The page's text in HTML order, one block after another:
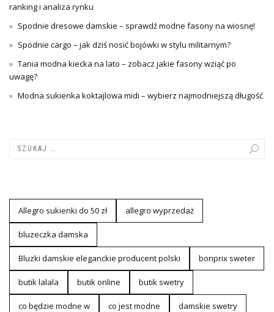
ranking i analiza rynku
Spodnie dresowe damskie – sprawdź modne fasony na wiosnę!
Spodnie cargo – jak dziś nosić bojówki w stylu militarnym?
Tania modna kiecka na lato – zobacz jakie fasony wziąć po
uwagę?
Modna sukienka koktajlowa midi – wybierz najmodniejszą długość
Allegro sukienki do 50 zł allegro wyprzedaż
bluzeczka damska
Bluzki damskie eleganckie producent polski bonprix sweter
butik lalala butik online butik swetry
co będzie modne w co jest modne damskie swetry